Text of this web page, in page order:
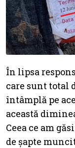
În lipsa
care sunt total
întâmplă pe
această
Ceea ce am
de șapte